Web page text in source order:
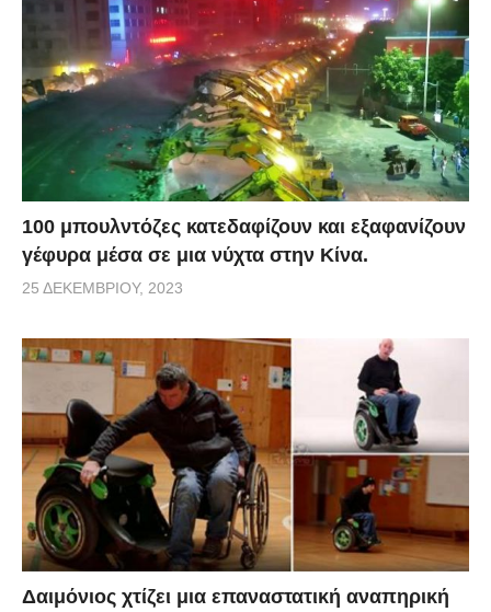
100 μπουλντόζες κατεδαφίζουν και εξαφανίζουν
γέφυρα μέσα σε μια νύχτα στην Κίνα.
25 ΔΕΚΕΜΒΡΊΟΥ, 2023
Δαιμόνιος χτίζει μια επαναστατική αναπηρική